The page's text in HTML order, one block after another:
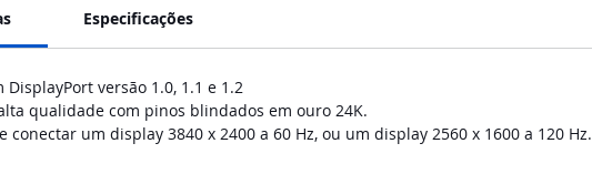
Especificações
DisplayPort versão 1.0, 1.1 e 1.2
qualidade com pinos blindados em ouro 24K.
conectar um display 3840 x 2400 a 60 Hz, ou um display 2560 x 1600 a 120 Hz.